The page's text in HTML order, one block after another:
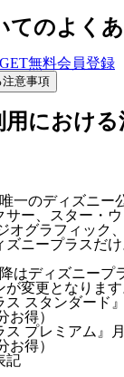
てのよく
無料会員登録
注意事項
用におけ
一のディズニー
サー、スター・
オグラフィック
ニープラスだけ
降はディズニー
変更となります
ス スタンダード
お得）
ス プレミアム』
お得）
記